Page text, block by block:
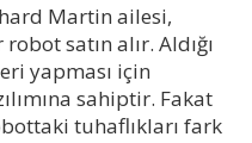
Martin ailesi,
satın alır. Aldığı
yapması için
sahiptir. Fakat
tuhaflıkları fark